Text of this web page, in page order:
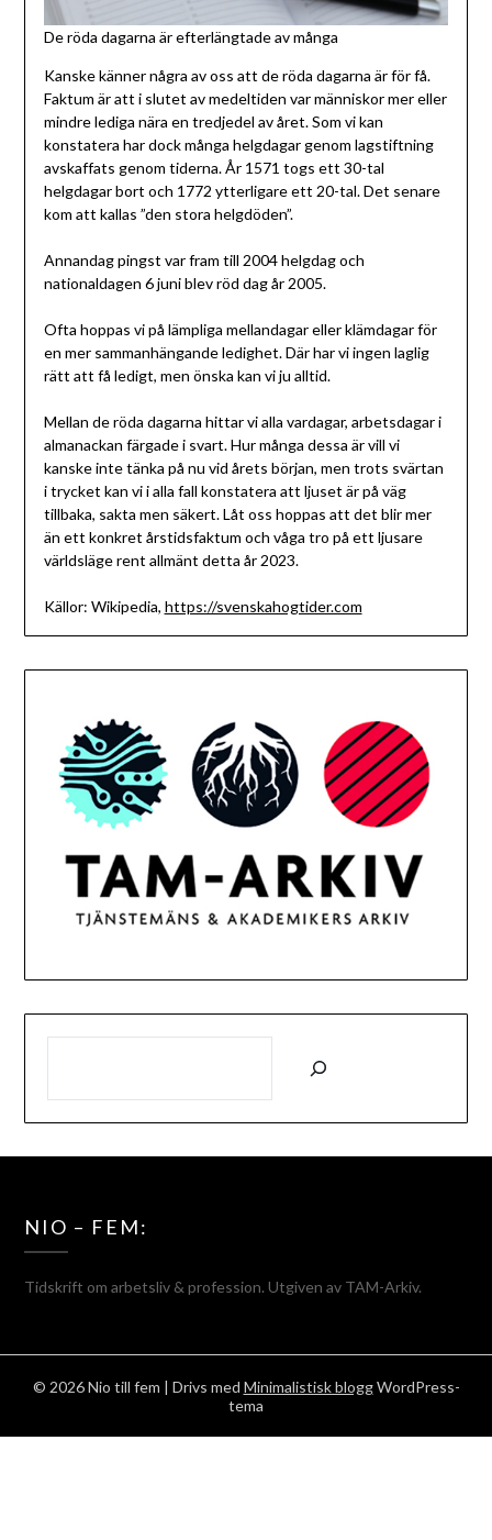
De röda dagarna är efterlängtade av många
Kanske känner några av oss att de röda dagarna är för få.
Faktum är att i slutet av medeltiden var människor mer eller
mindre lediga nära en tredjedel av året. Som vi kan
konstatera har dock många helgdagar genom lagstiftning
avskaffats genom tiderna. År 1571 togs ett 30-tal
helgdagar bort och 1772 ytterligare ett 20-tal. Det senare
kom att kallas ”den stora helgdöden”.
Annandag pingst var fram till 2004 helgdag och
nationaldagen 6 juni blev röd dag år 2005.
Ofta hoppas vi på lämpliga mellandagar eller klämdagar för
en mer sammanhängande ledighet. Där har vi ingen laglig
rätt att få ledigt, men önska kan vi ju alltid.
Mellan de röda dagarna hittar vi alla vardagar, arbetsdagar i
almanackan färgade i svart. Hur många dessa är vill vi
kanske inte tänka på nu vid årets början, men trots svärtan
i trycket kan vi i alla fall konstatera att ljuset är på väg
tillbaka, sakta men säkert. Låt oss hoppas att det blir mer
än ett konkret årstidsfaktum och våga tro på ett ljusare
världsläge rent allmänt detta år 2023.
Källor: Wikipedia, https://svenskahogtider.com
NIO – FEM:
Tidskrift om arbetsliv & profession. Utgiven av TAM-Arkiv.
© 2026 Nio till fem | Drivs med Minimalistisk bloggWordPress-
tema